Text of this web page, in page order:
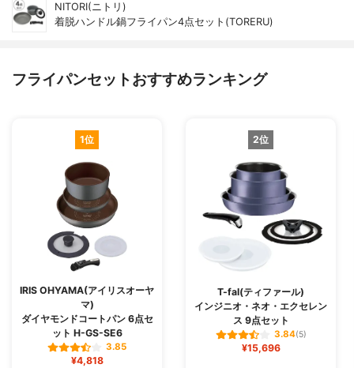
NITORI(ニトリ)
着脱ハンドル鍋フライパン4点セット(TORERU)
フライパンセットおすすめランキング
1位
IRIS OHYAMA(アイリスオーヤ
マ)
ダイヤモンドコートパン 6点セ
ット H-GS-SE6
3.85
¥4,818
2位
T-fal(ティファール)
インジニオ・ネオ・エクセレン
ス 9点セット
3.84(5)
¥15,696